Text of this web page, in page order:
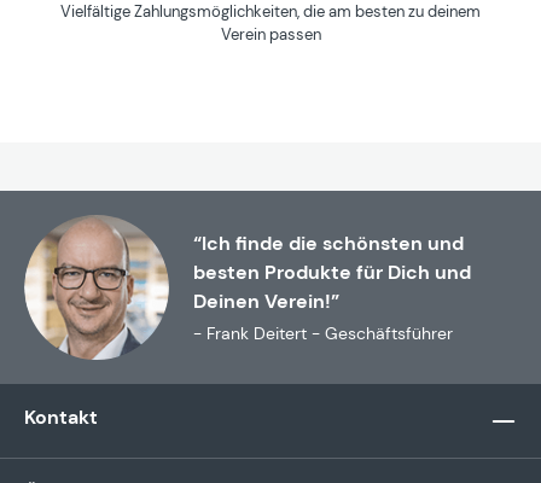
Vielfältige Zahlungsmöglichkeiten, die am besten zu deinem
Verein passen
“Ich finde die schönsten und
besten Produkte für Dich und
Deinen Verein!”
- Frank Deitert - Geschäftsführer
Kontakt